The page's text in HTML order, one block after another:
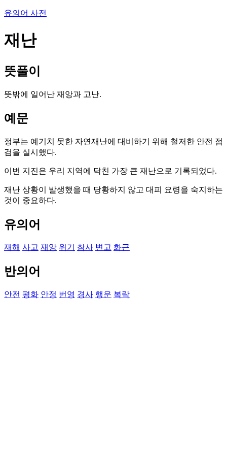
유의어 사전
재난
뜻풀이
뜻밖에 일어난 재앙과 고난.
예문
정부는 예기치 못한 자연재난에 대비하기 위해 철저한 안전 점
검을 실시했다.
이번 지진은 우리 지역에 닥친 가장 큰 재난으로 기록되었다.
재난 상황이 발생했을 때 당황하지 않고 대피 요령을 숙지하는
것이 중요하다.
유의어
재해 사고 재앙 위기 참사 변고 화근
반의어
안전 평화 안정 번영 경사 행운 복락